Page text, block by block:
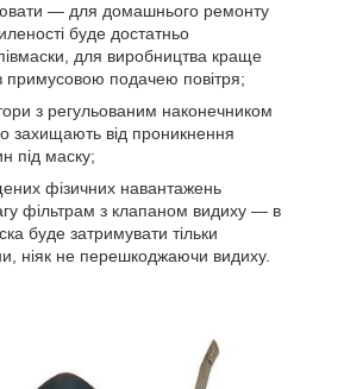
— для домашнього ремонту
буде достатньо
для виробництва краще
примусовою подачею повітря;
з регульованим наконечником
захищають від проникнення
під маску;
фізичних навантажень
фільтрам з клапаном видиху — в
буде затримувати тільки
ніяк не перешкоджаючи видиху.